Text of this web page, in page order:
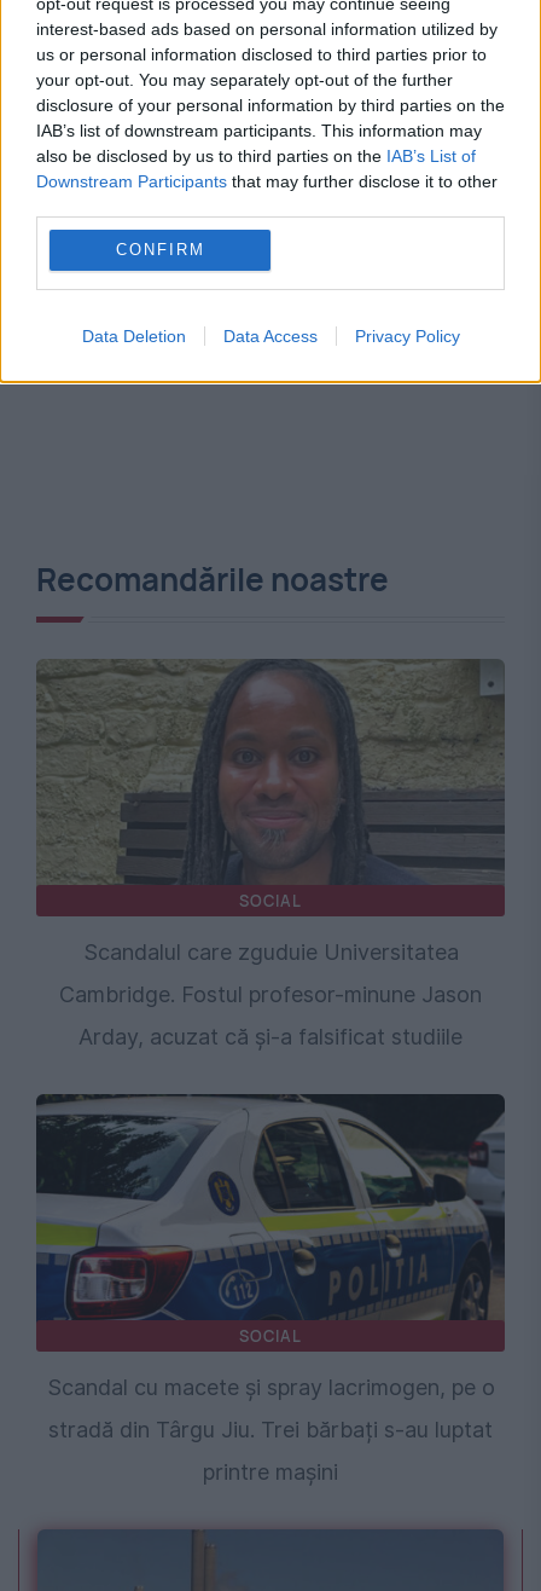
interest-based ads based on personal information utilized by
us or personal information disclosed to third parties prior to
your opt-out. You may separately opt-out of the further
disclosure of your personal information by third parties on the
IAB’s list of downstream participants. This information may
also be disclosed by us to third parties on the IAB’s List of
Downstream Participants that may further disclose it to other
CONFIRM
Data Deletion Data Access Privacy Policy
ciuvica Cosette Chichirău mugur ciuvica
scandal
Recomandările noastre
SOCIAL
Scandalul care zguduie Universitatea
Cambridge. Fostul profesor-minune Jason
Arday, acuzat că și-a falsificat studiile
SOCIAL
Scandal cu macete și spray lacrimogen, pe o
stradă din Târgu Jiu. Trei bărbați s-au luptat
printre mașini